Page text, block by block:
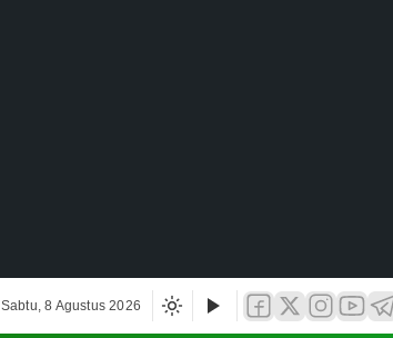
Sabtu, 8 Agustus 2026